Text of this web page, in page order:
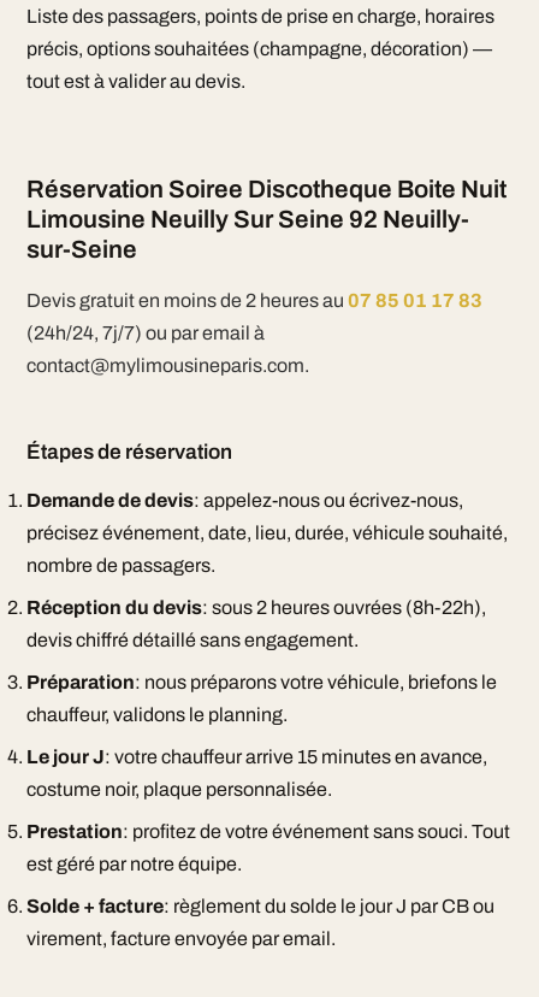
Liste des passagers, points de prise en charge, horaires
précis, options souhaitées (champagne, décoration) —
tout est à valider au devis.
Réservation Soiree Discotheque Boite Nuit
Limousine Neuilly Sur Seine 92 Neuilly-
sur-Seine
Devis gratuit en moins de 2 heures au 07 85 01 17 83
(24h/24, 7j/7) ou par email à
contact@mylimousineparis.com.
Étapes de réservation
Demande de devis: appelez-nous ou écrivez-nous,
précisez événement, date, lieu, durée, véhicule souhaité,
nombre de passagers.
Réception du devis: sous 2 heures ouvrées (8h-22h),
devis chiffré détaillé sans engagement.
Préparation: nous préparons votre véhicule, briefons le
chauffeur, validons le planning.
Le jour J: votre chauffeur arrive 15 minutes en avance,
costume noir, plaque personnalisée.
Prestation: profitez de votre événement sans souci. Tout
est géré par notre équipe.
Solde + facture: règlement du solde le jour J par CB ou
virement, facture envoyée par email.